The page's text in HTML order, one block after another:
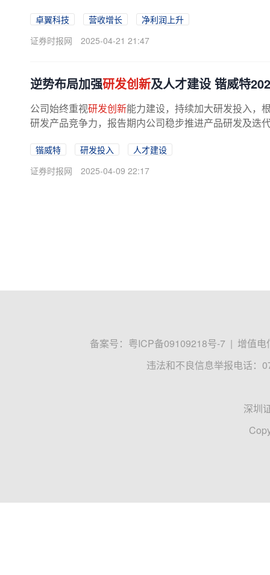
卓翼科技 营收增长
净利润上升
证券时报网
2025-04-21 21:47
逆势布局加强研发创新及人才建设 锴威特
公司始终重视研发创新能力建设，持续加大研发投入，
研发产品竞争力，报告期内公司稳步推进产品研发及迭
锴威特 研发投入
人才建设
证券时报网
2025-04-09 22:17
备案号： 粤ICP备09109218号-7 | 增值电
违法和不良信息举报电话：
深圳